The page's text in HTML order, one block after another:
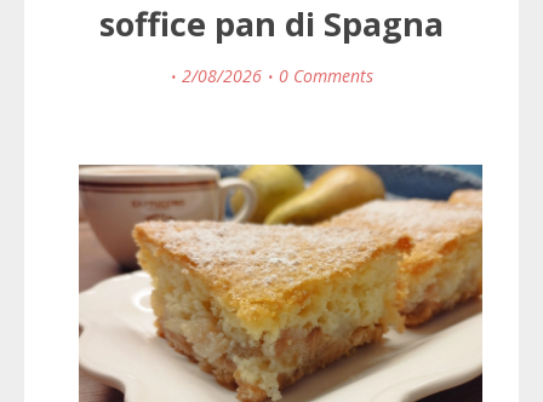
soffice pan di Spagna
2/08/2026 0 Comments